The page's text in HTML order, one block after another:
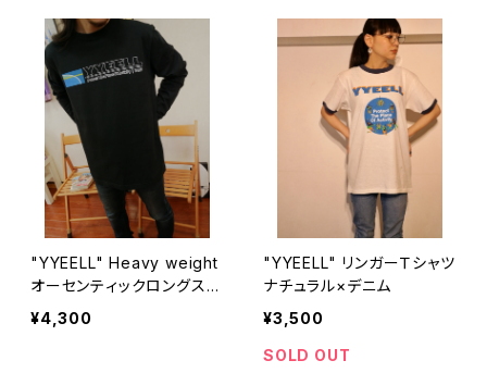
"YYEELL" Heavy weight
オーセンティックロングスリ
ーブＴシャツ Black
¥4,300
"YYEELL" リンガーＴシャツ
ナチュラル×デニム
¥3,500
SOLD OUT